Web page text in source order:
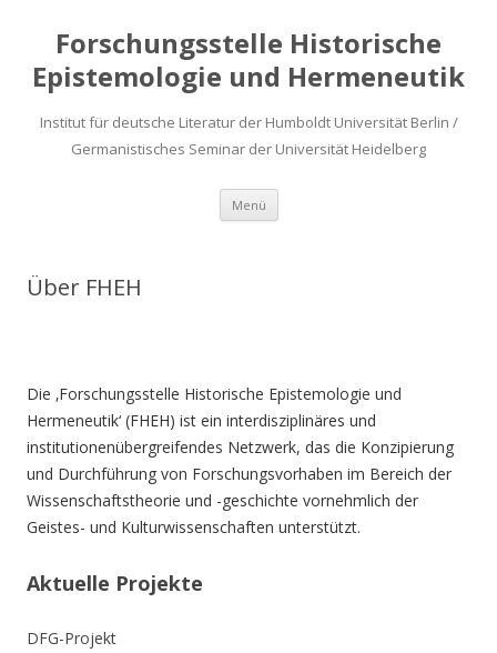
Forschungsstelle Historische
Epistemologie und Hermeneutik
Institut für deutsche Literatur der Humboldt Universität Berlin /
Germanistisches Seminar der Universität Heidelberg
Menü Zum
springen
Über FHEH
Die ‚Forschungsstelle Historische Epistemologie und
Hermeneutik‘ (FHEH) ist ein interdisziplinäres und
institutionenübergreifendes Netzwerk, das die Konzipierung
und Durchführung von Forschungsvorhaben im Bereich der
Wissenschaftstheorie und -geschichte vornehmlich der
Geistes- und Kulturwissenschaften unterstützt.
Aktuelle Projekte
DFG-Projekt